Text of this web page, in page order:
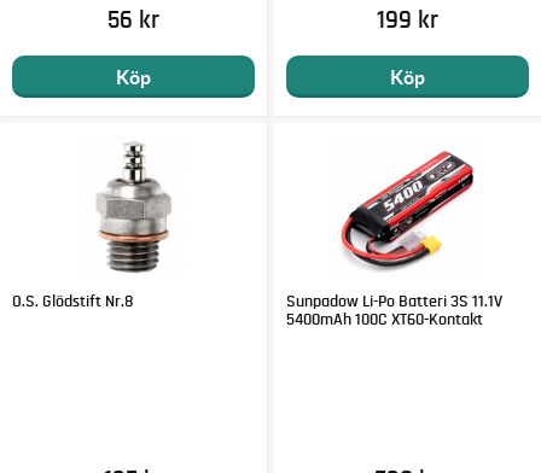
56 kr
Köp
199 kr
Köp
O.S. Glödstift Nr.8
Sunpadow Li-Po Batteri 3S 11.1V
5400mAh 100C XT60-Kontakt